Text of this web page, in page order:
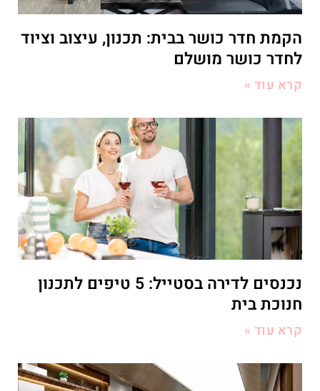
הקמת חדר כושר בבית: תכנון, עיצוב וציוד
לחדר כושר מושלם
קרא עוד »
נכנסים לדירה בסטייל: 5 טיפים לתכנון
חנוכת בית
קרא עוד »